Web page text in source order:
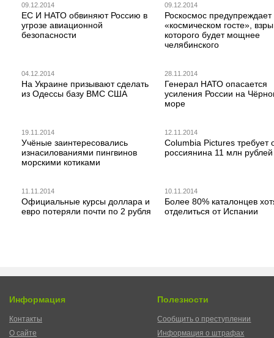
09.12.2014
ЕС И НАТО обвиняют Россию в
угрозе авиационной
безопасности
09.12.2014
Роскосмос предупреждает
«космическом госте»,
которого будет мощнее
челябинского
04.12.2014
На Украине призывают сделать
из Одессы базу ВМС США
28.11.2014
Генерал НАТО опасается
усиления России на
море
19.11.2014
Учёные заинтересовались
изнасилованиями пингвинов
морскими котиками
12.11.2014
Columbia Pictures требует
россиянина 11 млн рублей
11.11.2014
Официальные курсы доллара и
евро потеряли почти по 2 рубля
10.11.2014
Более 80% каталонцев
отделиться от Испании
Информация
Контакты
О сайте
Полезности
Сообщить о преступлении
Информация о штрафах